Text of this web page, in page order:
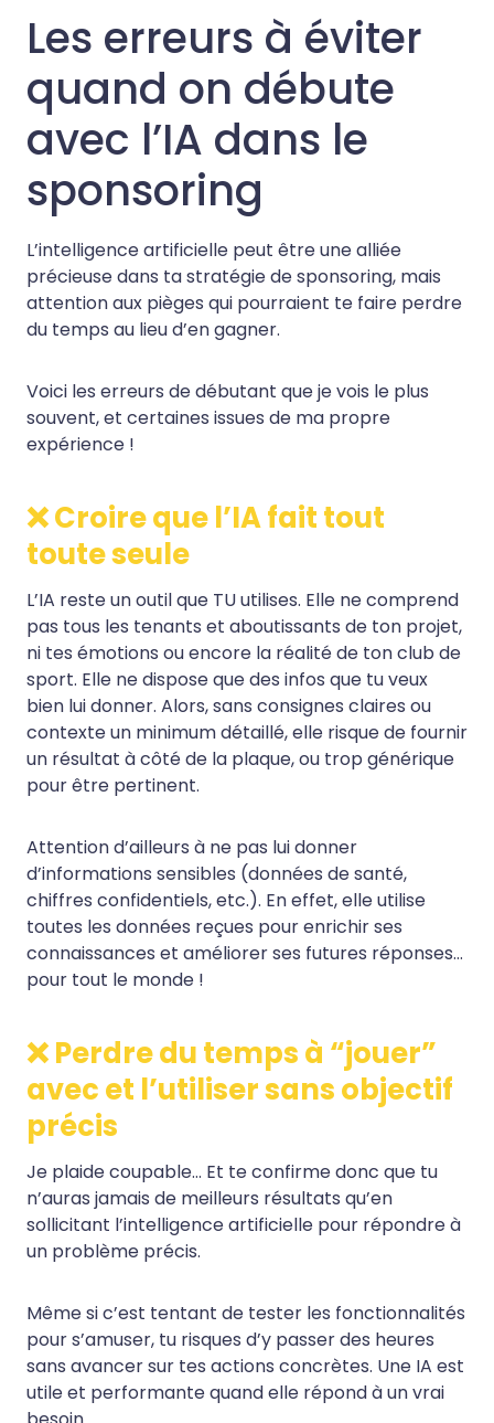
Les erreurs à éviter
quand on débute
avec l’IA dans le
sponsoring
L’intelligence artificielle peut être une alliée
précieuse dans ta stratégie de sponsoring, mais
attention aux pièges qui pourraient te faire perdre
du temps au lieu d’en gagner.
Voici les erreurs de débutant que je vois le plus
souvent, et certaines issues de ma propre
expérience !
❌ Croire que l’IA fait tout
toute seule
L’IA reste un outil que TU utilises. Elle ne comprend
pas tous les tenants et aboutissants de ton projet,
ni tes émotions ou encore la réalité de ton club de
sport. Elle ne dispose que des infos que tu veux
bien lui donner. Alors, sans consignes claires ou
contexte un minimum détaillé, elle risque de fournir
un résultat à côté de la plaque, ou trop générique
pour être pertinent.
Attention d’ailleurs à ne pas lui donner
d’informations sensibles (données de santé,
chiffres confidentiels, etc.). En effet, elle utilise
toutes les données reçues pour enrichir ses
connaissances et améliorer ses futures réponses…
pour tout le monde !
❌ Perdre du temps à “jouer”
avec et l’utiliser sans objectif
précis
Je plaide coupable… Et te confirme donc que tu
n’auras jamais de meilleurs résultats qu’en
sollicitant l’intelligence artificielle pour répondre à
un problème précis.
Même si c’est tentant de tester les fonctionnalités
pour s’amuser, tu risques d’y passer des heures
sans avancer sur tes actions concrètes. Une IA est
utile et performante quand elle répond à un vrai